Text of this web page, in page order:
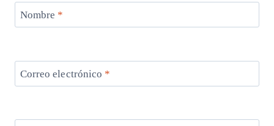
Nombre *
Correo electrónico *